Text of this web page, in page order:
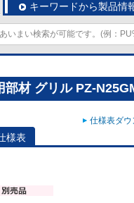
キーワードから製品情
材 グリル PZ-
仕様表ダ
様表